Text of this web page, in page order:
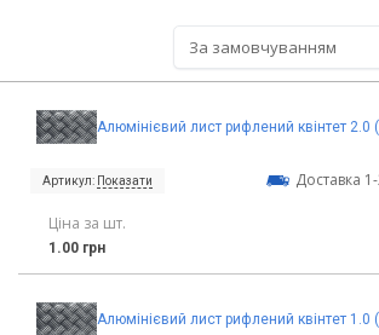
Алюмінієвий лист рифлений квінтет
Артикул: Показати Доставка
Ціна за шт.
1.00 грн
Алюмінієвий лист рифлений квінтет